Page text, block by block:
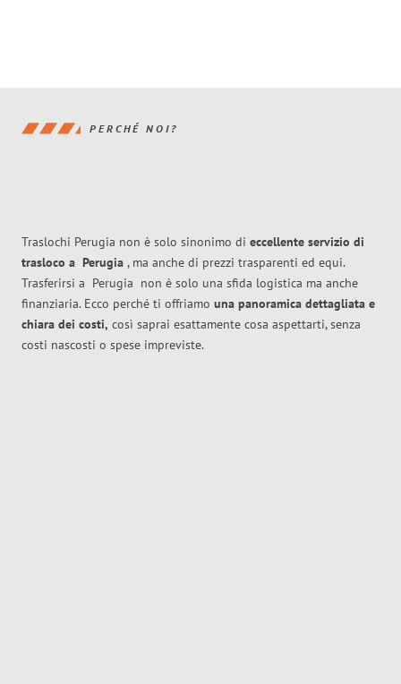
PERCHÉ NOI?
Traslochi Perugia non è solo sinonimo di eccellente servizio di
trasloco a Perugia , ma anche di prezzi trasparenti ed equi.
Trasferirsi a Perugia non è solo una sfida logistica ma anche
finanziaria. Ecco perché ti offriamo una panoramica dettagliata e
chiara dei costi, così saprai esattamente cosa aspettarti, senza
costi nascosti o spese impreviste.